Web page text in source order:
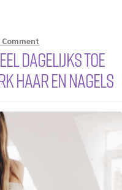
Comment
dagelijks toe
haar en nagels